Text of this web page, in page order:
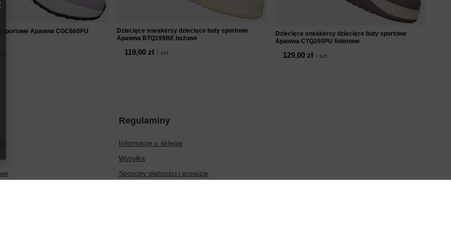
Apawwa CGC660PU
Dziecięce sneakersy dziecięce buty sportowe
Apawwa BTQ199BE beżowe
119,00 zł / szt.
Dziecięce sneakersy dziecięce buty sportowe
Apawwa CTQ200PU fioletowe
129,00 zł / szt.
Regulaminy
Informacje o sklepie
Wysyłka
Sposoby płatności i prowizje